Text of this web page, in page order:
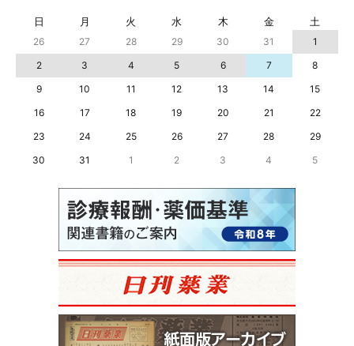
日 月 火 水 木 金 土
26 27 28 29 30 31
1
2
3 4 5 6 7
8
9
10 11 12 13 14
15
16
17 18 19 20 21
22
23
24 25 26 27 28
29
30
31 1 2 3 4 5